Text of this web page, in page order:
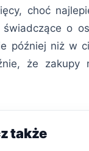
choć
świadczące o
później niż w
że zakupy
także